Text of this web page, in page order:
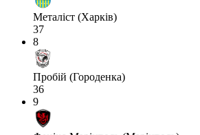
Металіст (Харків)
37
8
Пробій (Городенка)
36
9